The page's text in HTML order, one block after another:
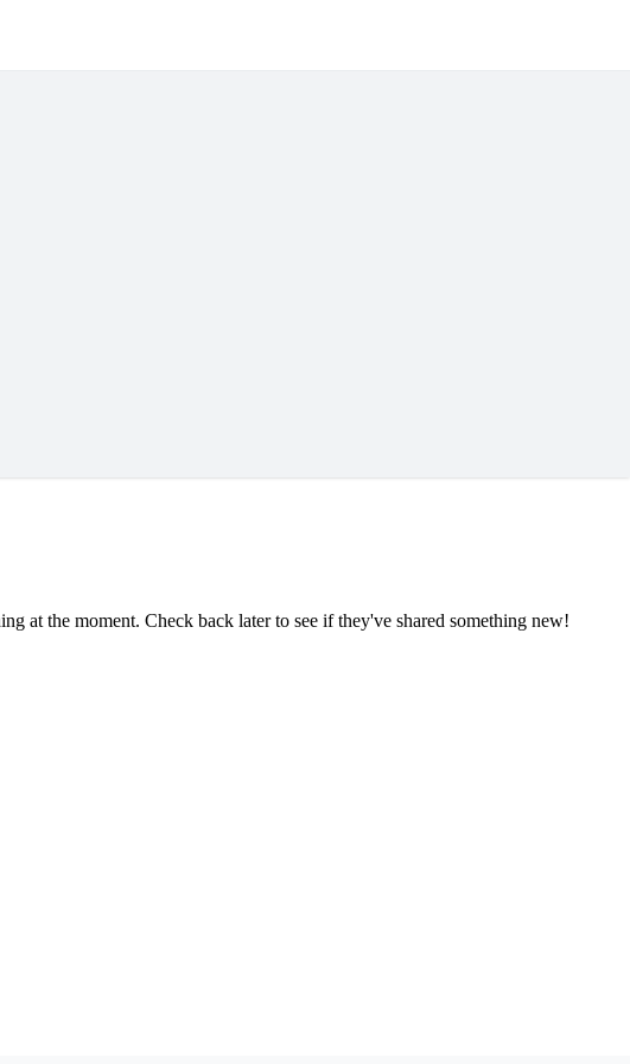
at the moment. Check back later to see if they've shared something new!